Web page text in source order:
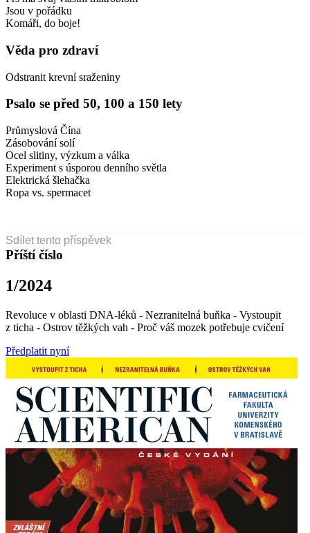
Jsou v pořádku
Komáři, do boje!
Věda pro zdraví
Odstranit krevní sraženiny
Psalo se před 50, 100 a 150 lety
Průmyslová Čína
Zásobování solí
Ocel slitiny, výzkum a válka
Experiment s úsporou denního světla
Elektrická šlehačka
Ropa vs. spermacet
Sdílet tento příspěvek
Příští číslo
1/2024
Revoluce v oblasti DNA-léků - Nezranitelná buňka - Vystoupit
z ticha - Ostrov těžkých vah - Proč váš mozek potřebuje cvičení
Předplatit nyní